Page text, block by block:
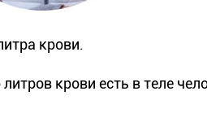
крови.
крови есть в теле